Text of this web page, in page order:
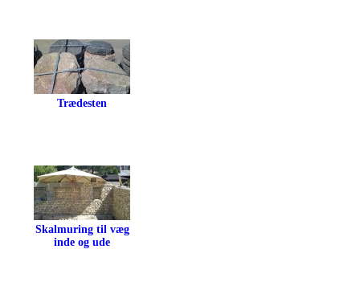
Trædesten
Skalmuring til væg
inde og ude